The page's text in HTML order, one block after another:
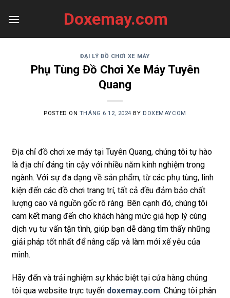
Doxemay.com
ĐẠI LÝ ĐỒ CHƠI XE MÁY
Phụ Tùng Đồ Chơi Xe Máy Tuyên
Quang
POSTED ON THÁNG 6 12, 2024 BY DOXEMAYCOM
Địa chỉ đồ chơi xe máy tại Tuyên Quang, chúng tôi tự hào
là địa chỉ đáng tin cậy với nhiều năm kinh nghiệm trong
ngành. Với sự đa dạng về sản phẩm, từ các phụ tùng, linh
kiện đến các đồ chơi trang trí, tất cả đều đảm bảo chất
lượng cao và nguồn gốc rõ ràng. Bên cạnh đó, chúng tôi
cam kết mang đến cho khách hàng mức giá hợp lý cùng
dịch vụ tư vấn tận tình, giúp bạn dễ dàng tìm thấy những
giải pháp tốt nhất để nâng cấp và làm mới xế yêu của
mình.
Hãy đến và trải nghiệm sự khác biệt tại cửa hàng chúng
tôi qua website trực tuyến doxemay.com. Chúng tôi phân